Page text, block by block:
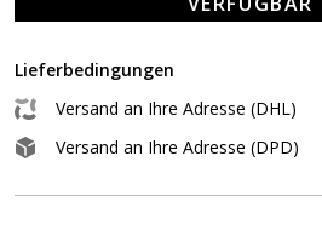
Lieferbedingungen
Versand an Ihre Adresse (DHL)
Versand an Ihre Adresse (DPD)